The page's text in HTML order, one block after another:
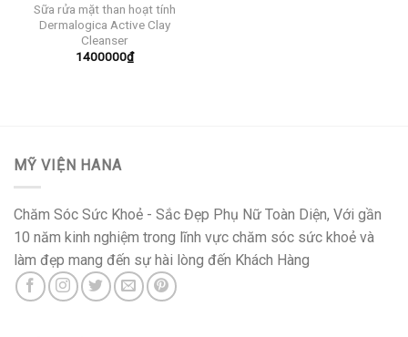
Sữa rửa mặt than hoạt tính
Dermalogica Active Clay
Cleanser
1400000₫
MỸ VIỆN HANA
Chăm Sóc Sức Khoẻ - Sắc Đẹp Phụ Nữ Toàn Diện, Với gần
10 năm kinh nghiệm trong lĩnh vực chăm sóc sức khoẻ và
làm đẹp mang đến sự hài lòng đến Khách Hàng